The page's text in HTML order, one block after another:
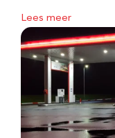
Lees meer